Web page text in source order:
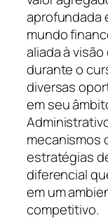
aprofundada
mundo
aliada à
durante o
diversas
em seu
mecanismos
estratégias
diferencial
em um
competitivo.